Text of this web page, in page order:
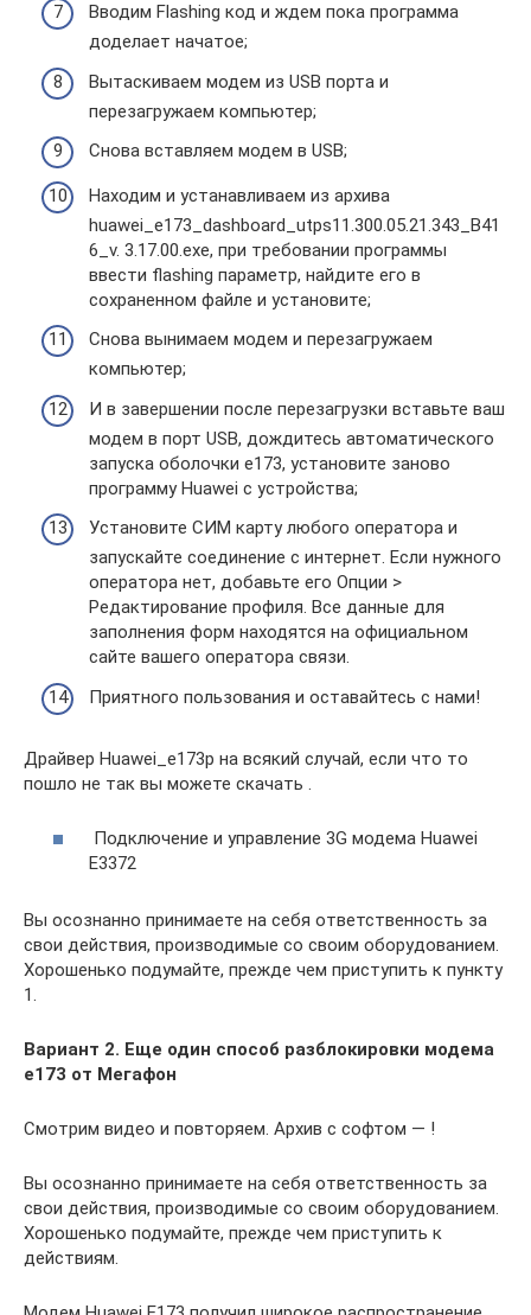
Вводим Flashing код и ждем пока программа
доделает начатое;
Вытаскиваем модем из USB порта и
перезагружаем компьютер;
Снова вставляем модем в USB;
Находим и устанавливаем из архива
huawei_e173_dashboard_utps11.300.05.21.343_B41
6_v. 3.17.00.exe, при требовании программы
ввести flashing параметр, найдите его в
сохраненном файле и установите;
Снова вынимаем модем и перезагружаем
компьютер;
И в завершении после перезагрузки вставьте ваш
модем в порт USB, дождитесь автоматического
запуска оболочки e173, установите заново
программу Huawei с устройства;
Установите СИМ карту любого оператора и
запускайте соединение с интернет. Если нужного
оператора нет, добавьте его Опции >
Редактирование профиля. Все данные для
заполнения форм находятся на официальном
сайте вашего оператора связи.
Приятного пользования и оставайтесь с нами!
Драйвер Huawei_e173р на всякий случай, если что то
пошло не так вы можете скачать .
Подключение и управление 3G модема Huawei
E3372
Вы осознанно принимаете на себя ответственность за
свои действия, производимые со своим оборудованием.
Хорошенько подумайте, прежде чем приступить к пункту
1.
Вариант 2. Еще один способ разблокировки модема
e173 от Мегафон
Смотрим видео и повторяем. Архив с софтом — !
Вы осознанно принимаете на себя ответственность за
свои действия, производимые со своим оборудованием.
Хорошенько подумайте, прежде чем приступить к
действиям.